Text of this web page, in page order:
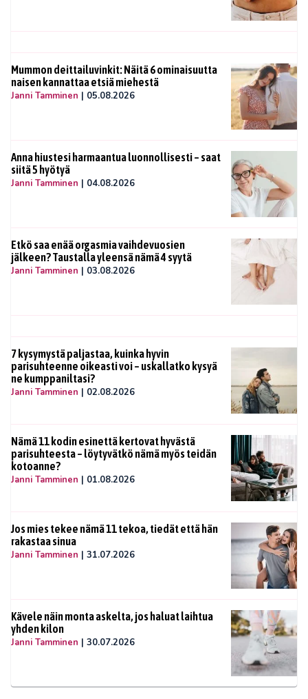
Mummon deittailuvinkit: Näitä 6 ominaisuutta
naisen kannattaa etsiä miehestä
Janni Tamminen | 05.08.2026
Anna hiustesi harmaantua luonnollisesti – saat
siitä 5 hyötyä
Janni Tamminen | 04.08.2026
Etkö saa enää orgasmia vaihdevuosien
jälkeen? Taustalla yleensä nämä 4 syytä
Janni Tamminen | 03.08.2026
7 kysymystä paljastaa, kuinka hyvin
parisuhteenne oikeasti voi – uskallatko kysyä
ne kumppaniltasi?
Janni Tamminen | 02.08.2026
Nämä 11 kodin esinettä kertovat hyvästä
parisuhteesta – löytyvätkö nämä myös teidän
kotoanne?
Janni Tamminen | 01.08.2026
Jos mies tekee nämä 11 tekoa, tiedät että hän
rakastaa sinua
Janni Tamminen | 31.07.2026
Kävele näin monta askelta, jos haluat laihtua
yhden kilon
Janni Tamminen | 30.07.2026